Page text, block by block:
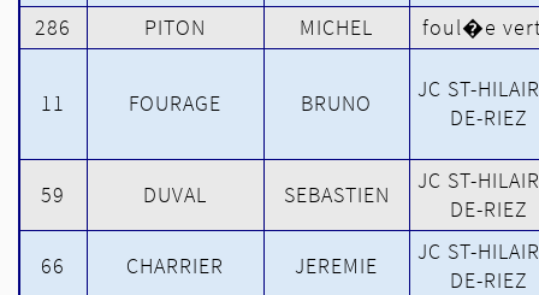
286
PITON MICHEL foul�e
11 FOURAGE BRUNO
JC ST-
DE-RIEZ
59 DUVAL SEBASTIEN
JC ST-
DE-RIEZ
66 CHARRIER JEREMIE
JC ST-
DE-RIEZ